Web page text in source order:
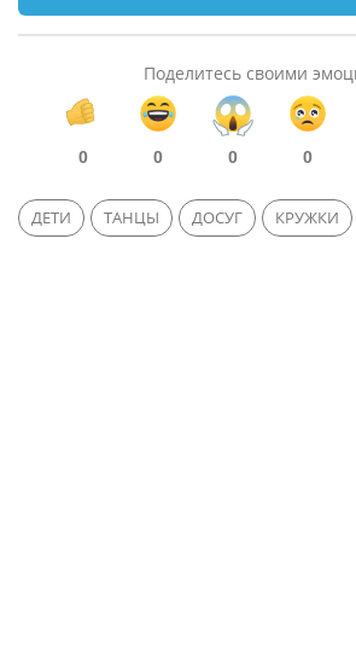
Поделитесь своими
0 0 0 0
ДЕТИ ТАНЦЫ ДОСУГ КРУЖКИ